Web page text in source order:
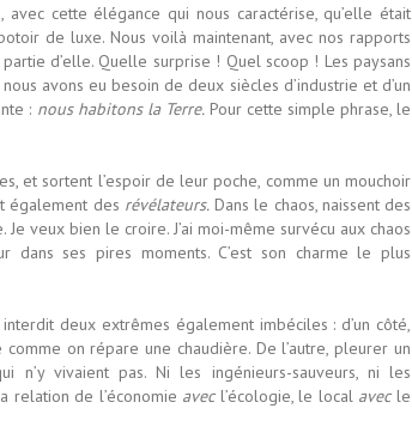
cette élégance qui nous caractérise, qu’elle était
de luxe. Nous voilà maintenant, avec nos rapports
d’elle. Quelle surprise ! Quel scoop ! Les paysans
avons eu besoin de deux siècles d’industrie et d’un
: nous habitons la Terre.Pour cette simple phrase, le
et sortent l’espoir de leur poche, comme un mouchoir
également des révélateurs.Dans le chaos, naissent des
veux bien le croire. J’ai moi-même survécu aux chaos
dans ses pires moments. C’est son charme le plus
deux extrêmes également imbéciles : d’un côté,
on répare une chaudière. De l’autre, pleurer un
vivaient pas. Ni les ingénieurs-sauveurs, ni les
relation de l’économie avecl’écologie, le local avecle